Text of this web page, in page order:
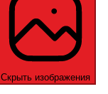
Скрыть изображения